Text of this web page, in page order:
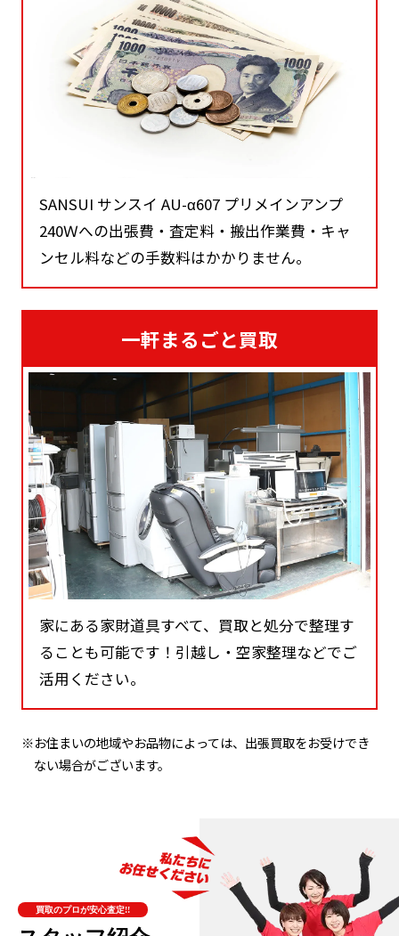
SANSUI サンスイ AU-α607 プリメインアンプ
240Ｗへの出張費・査定料・搬出作業費・キャ
ンセル料などの手数料はかかりません。
一軒まるごと買取
家にある家財道具すべて、買取と処分で整理す
ることも可能です！引越し・空家整理などでご
活用ください。
※お住まいの地域やお品物によっては、出張買取をお受けでき
ない場合がございます。
買取のプロが安心査定!!